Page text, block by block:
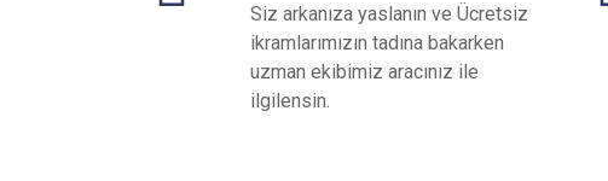
Siz arkanıza yaslanın ve Ücretsiz
ikramlarımızın tadına bakarken
uzman ekibimiz aracınız ile
ilgilensin.